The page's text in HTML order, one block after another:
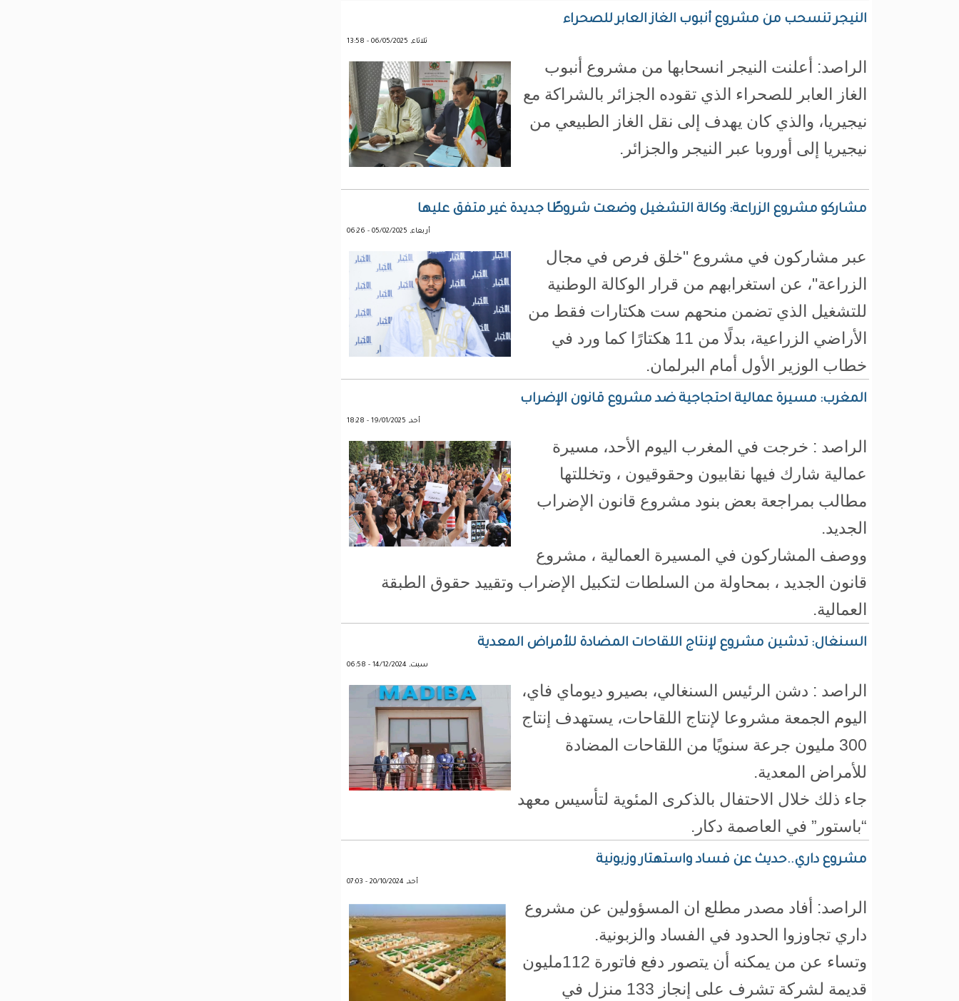
النيجر تنسحب من مشروع أنبوب الغاز العابر للصحراء
ثلاثاء, 06/05/2025 - 13:58
الراصد: أعلنت النيجر انسحابها من مشروع أنبوب
الغاز العابر للصحراء الذي تقوده الجزائر بالشراكة مع
نيجيريا، والذي كان يهدف إلى نقل الغاز الطبيعي من
نيجيريا إلى أوروبا عبر النيجر والجزائر.
مشاركو مشروع الزراعة: وكالة التشغيل وضعت شروطًا جديدة غير متفق عليها
أربعاء, 05/02/2025 - 06:26
عبر مشاركون في مشروع "خلق فرص في مجال
الزراعة"، عن استغرابهم من قرار الوكالة الوطنية
للتشغيل الذي تضمن منحهم ست هكتارات فقط من
الأراضي الزراعية، بدلًا من 11 هكتارًا كما ورد في
خطاب الوزير الأول أمام البرلمان.
المغرب: مسيرة عمالية احتجاجية ضد مشروع قانون الإضراب
أحد, 19/01/2025 - 18:28
الراصد : خرجت في المغرب اليوم الأحد، مسيرة
عمالية شارك فيها نقابيون وحقوقيون ، وتخللتها
مطالب بمراجعة بعض بنود مشروع قانون الإضراب
الجديد.
ووصف المشاركون في المسيرة العمالية ، مشروع
قانون الجديد ، بمحاولة من السلطات لتكبيل الإضراب وتقييد حقوق الطبقة
العمالية.
السنغال: تدشين مشروع لإنتاج اللقاحات المضادة للأمراض المعدية
سبت, 14/12/2024 - 06:58
الراصد : دشن الرئيس السنغالي، بصيرو ديوماي فاي،
اليوم الجمعة مشروعا لإنتاج اللقاحات، يستهدف إنتاج
300 مليون جرعة سنويًا من اللقاحات المضادة
للأمراض المعدية.
جاء ذلك خلال الاحتفال بالذكرى المئوية لتأسيس معهد
“باستور” في العاصمة دكار.
مشروع داري..حديث عن فساد واستهتار وزبونية
أحد, 20/10/2024 - 07:03
الراصد: أفاد مصدر مطلع ان المسؤولين عن مشروع
داري تجاوزوا الحدود في الفساد والزبونية.
وتساء عن من يمكنه أن يتصور دفع فاتورة 112مليون
قديمة لشركة تشرف على إنجاز 133 منزل في